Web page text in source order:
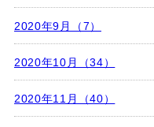
2020年9月（7）
2020年10月（34）
2020年11月（40）